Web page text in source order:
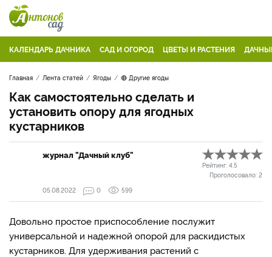
КАЛЕНДАРЬ ДАЧНИКА САД И ОГОРОД ЦВЕТЫ И РАСТЕНИЯ
Главная Лента статей Ягоды 🔴 Другие ягоды
Как самостоятельно сделать и
установить опору для ягодных
кустарников
журнал "Дачный клуб"
Рейтинг: 4.5
Проголосовало: 2
05.08.2022
0 599
Довольно простое приспособление послужит
универсальной и надежной опорой для раскидистых
кустарников. Для удерживания растений с